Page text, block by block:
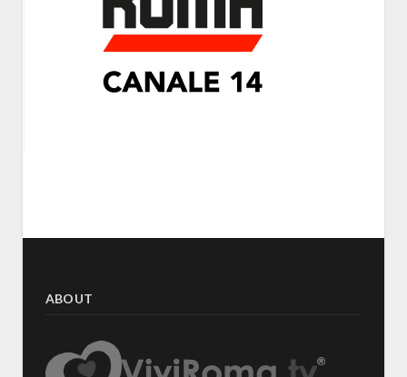
ABOUT